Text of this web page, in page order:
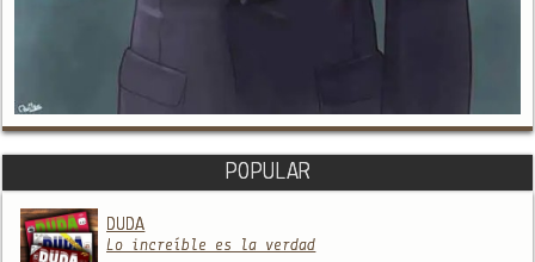
POPULAR
DUDA
Lo increíble es la verdad